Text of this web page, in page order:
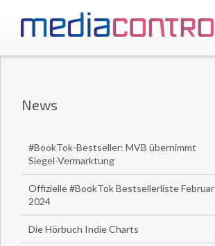
News
#BookTok-Bestseller: MVB übernimmt
Siegel-Vermarktung
Offizielle #BookTok Bestsellerliste Februar
2024
Die Hörbuch Indie Charts